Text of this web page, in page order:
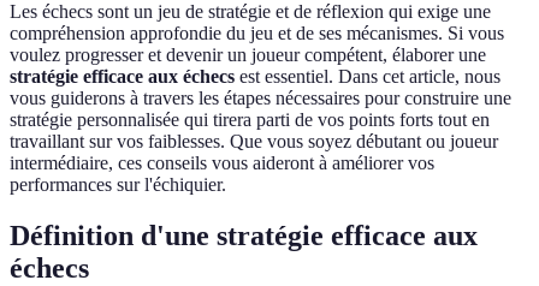
Les échecs sont un jeu de stratégie et de réflexion qui exige une
compréhension approfondie du jeu et de ses mécanismes. Si vous
voulez progresser et devenir un joueur compétent, élaborer une
stratégie efficace aux échecs est essentiel. Dans cet article, nous
vous guiderons à travers les étapes nécessaires pour construire une
stratégie personnalisée qui tirera parti de vos points forts tout en
travaillant sur vos faiblesses. Que vous soyez débutant ou joueur
intermédiaire, ces conseils vous aideront à améliorer vos
performances sur l'échiquier.
Définition d'une stratégie efficace aux
échecs